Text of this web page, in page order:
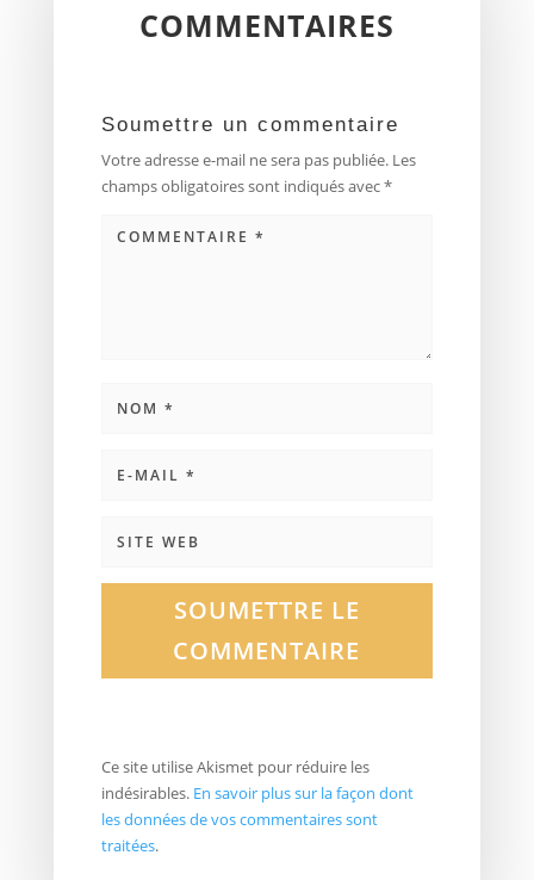
COMMENTAIRES
Soumettre un commentaire
Votre adresse e-mail ne sera pas publiée. Les
champs obligatoires sont indiqués avec*
SOUMETTRE LE
COMMENTAIRE
Ce site utilise Akismet pour réduire les
indésirables. En savoir plus sur la façon dont
les données de vos commentaires sont
traitées.